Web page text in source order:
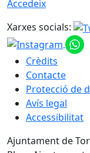
Accedeix
Xarxes socials:
Crèdits
Contacte
Protecció de
Avís legal
Accessibilitat
Ajuntament de